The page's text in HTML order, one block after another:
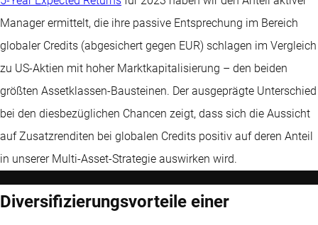
Manager ermittelt, die ihre passive Entsprechung im Bereich
globaler Credits (abgesichert gegen EUR) schlagen im Vergleich
zu US-Aktien mit hoher Marktkapitalisierung – den beiden
größten Assetklassen-Bausteinen. Der ausgeprägte Unterschied
bei den diesbezüglichen Chancen zeigt, dass sich die Aussicht
auf Zusatzrenditen bei globalen Credits positiv auf deren Anteil
in unserer Multi-Asset-Strategie auswirken wird.
Diversifizierungsvorteile einer